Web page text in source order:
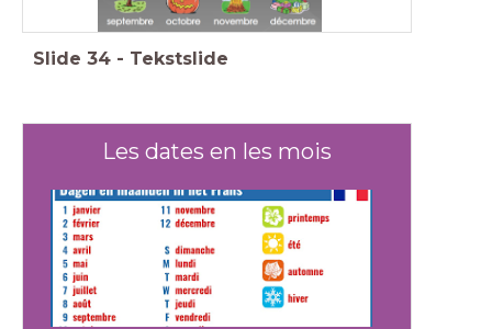
Slide 34 - Tekstslide
Les dates en les mois